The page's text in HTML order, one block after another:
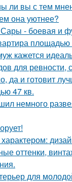
ли вы с тем
она уютнее?
Сары - боевая и
площадью
кажется
для ревности,
да и готовит
47 кв.
немного
оттенки,
для